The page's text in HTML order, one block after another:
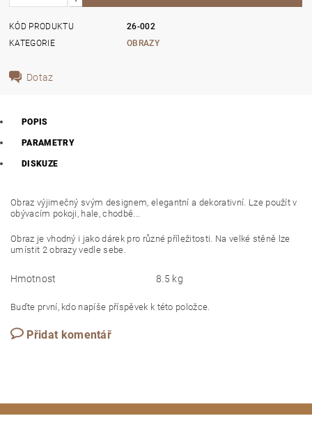
KÓD PRODUKTU
26-002
KATEGORIE
OBRAZY
Dotaz
POPIS
PARAMETRY
DISKUZE
Obraz výjimečný svým designem, elegantní a dekorativní. Lze použít v
obývacím pokoji, hale, chodbě...
Obraz je vhodný i jako dárek pro různé příležitosti. Na velké stěně lze
umístit 2 obrazy vedle sebe.
Hmotnost 8.5 kg
Buďte první, kdo napíše příspěvek k této položce.
Přidat komentář